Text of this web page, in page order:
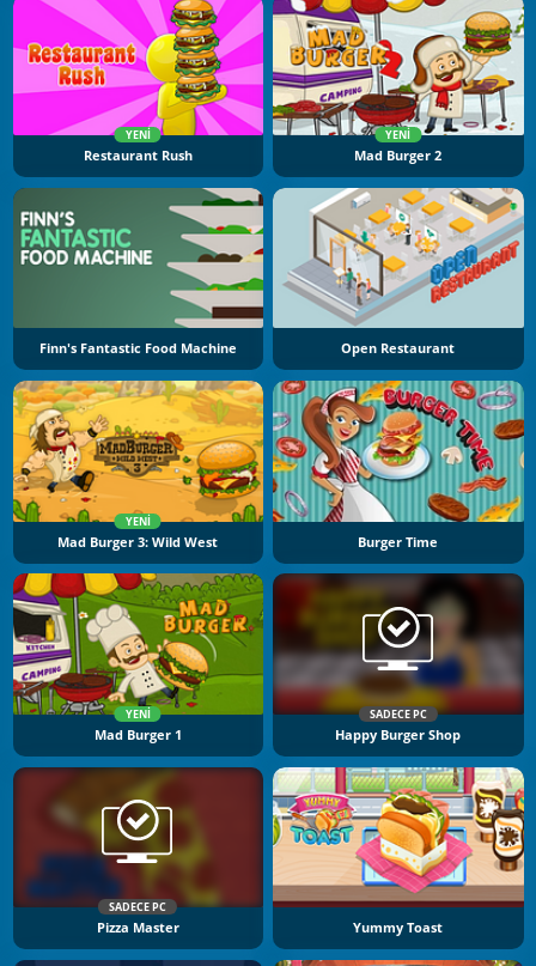
YENI
Restaurant Rush
YENI
Mad Burger 2
Finn's Fantastic Food Machine Open Restaurant
YENI
Mad Burger 3: Wild West Burger Time
YENI
Mad Burger 1
SADECE PC
Happy Burger Shop
SADECE PC
Pizza Master Yummy Toast